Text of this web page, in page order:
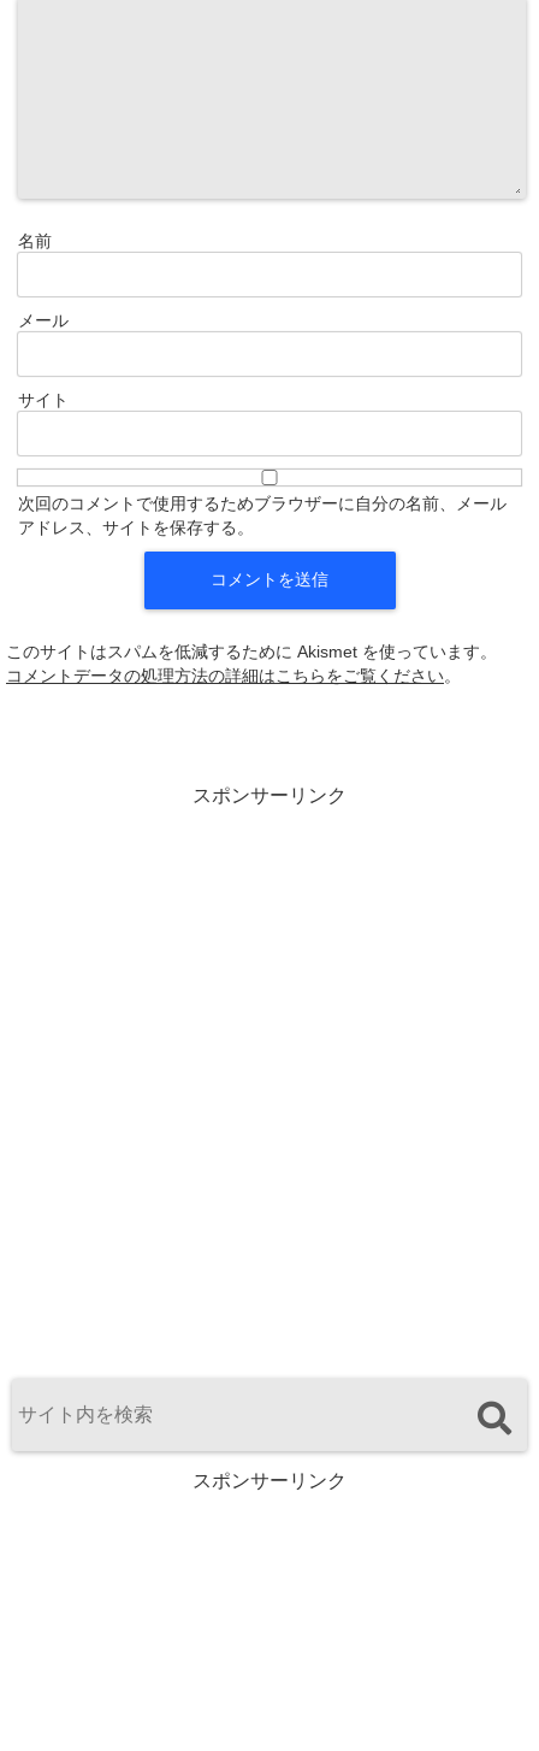
名前
メール
サイト
次回のコメントで使用するためブラウザーに自分の名前、メール
アドレス、サイトを保存する。
このサイトはスパムを低減するために Akismet を使っています。
コメントデータの処理方法の詳細はこちらをご覧ください。
スポンサーリンク
スポンサーリンク